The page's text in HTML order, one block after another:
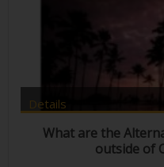
Details
What are the
outside of